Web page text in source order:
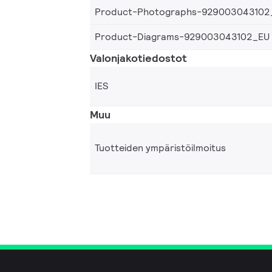
Product-Photographs-
Product-Diagrams-929003043102_EU
Valonjakotiedostot
IES
Muu
Tuotteiden ympäristöilmoitus